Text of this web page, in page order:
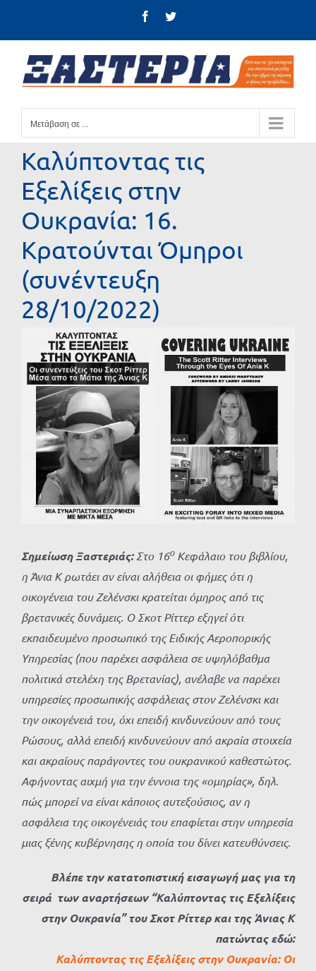
FacebookTwitter
Μετάβαση σε ...
Καλύπτοντας τις
Εξελίξεις στην
Ουκρανία: 16.
Κρατούνται Όμηροι
(συνέντευξη
28/10/2022)
Προβολή
μεγαλύτερης
εικόνας
Σημείωση Ξαστεριάς:Στο 16οΚεφάλαιο του βιβλίου,
η Άνια Κ ρωτάει αν είναι αλήθεια οι φήμες ότι η
οικογένεια του Ζελένσκι κρατείται όμηρος από τις
βρετανικές δυνάμεις. Ο Σκοτ Ρίττερ εξηγεί ότι
εκπαιδευμένο προσωπικό της Ειδικής Αεροπορικής
Υπηρεσίας (που παρέχει ασφάλεια σε υψηλόβαθμα
πολιτικά στελέχη της Βρετανίας), ανέλαβε να παρέχει
υπηρεσίες προσωπικής ασφάλειας στον Ζελένσκι και
την οικογένειά του, όχι επειδή κινδυνεύουν από τους
Ρώσους, αλλά επειδή κινδυνεύουν από ακραία στοιχεία
και ακραίους παράγοντες του ουκρανικού καθεστώτος.
Αφήνοντας αιχμή για την έννοια της «ομηρίας», δηλ.
πώς μπορεί να είναι κάποιος αυτεξούσιος, αν η
ασφάλεια της οικογένειάς του επαφίεται στην υπηρεσία
μιας ξένης κυβέρνησης η οποία του δίνει κατευθύνσεις.
Βλέπε την κατατοπιστική εισαγωγή μας για τη
σειρά των αναρτήσεων “Καλύπτοντας τις Εξελίξεις
στην Ουκρανία” του Σκοτ Ρίττερ και της Άνιας Κ
πατώντας εδώ:
Καλύπτοντας τις Εξελίξεις στην Ουκρανία: Οι